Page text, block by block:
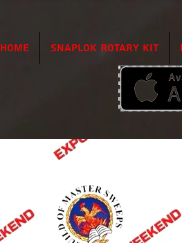
Home SnapLok Rotary Kit